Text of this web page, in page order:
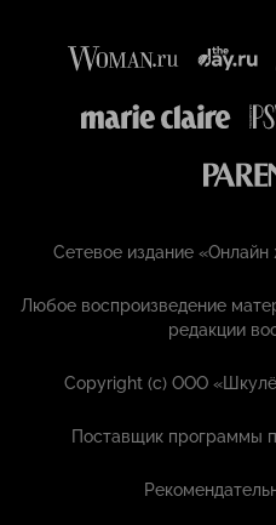
Сетевое издание
Любое воспроизведение
редакции
Copyright (с) ООО
Поставщик программы